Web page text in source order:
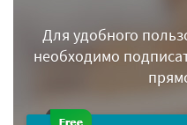
Для удобного
необходимо